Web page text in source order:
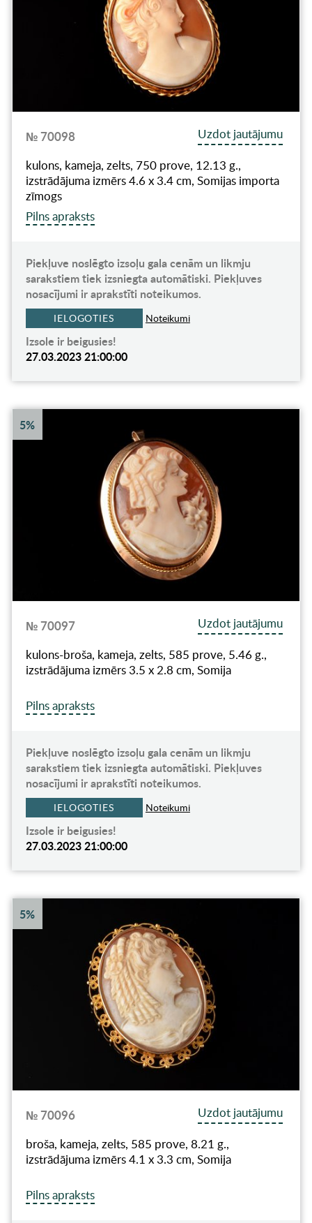
№ 70098
Uzdot jautājumu
kulons, kameja, zelts, 750 prove, 12.13 g.,
izstrādājuma izmērs 4.6 x 3.4 cm, Somijas importa
zīmogs
Pilns apraksts
Piekļuve noslēgto izsoļu gala cenām un likmju
sarakstiem tiek izsniegta automātiski. Piekļuves
nosacījumi ir aprakstīti noteikumos.
IELOGOTIES Noteikumi
Izsole ir beigusies!
27.03.2023 21:00:00
5%
№ 70097
Uzdot jautājumu
kulons-broša, kameja, zelts, 585 prove, 5.46 g.,
izstrādājuma izmērs 3.5 x 2.8 cm, Somija
Pilns apraksts
Piekļuve noslēgto izsoļu gala cenām un likmju
sarakstiem tiek izsniegta automātiski. Piekļuves
nosacījumi ir aprakstīti noteikumos.
IELOGOTIES Noteikumi
Izsole ir beigusies!
27.03.2023 21:00:00
5%
№ 70096
Uzdot jautājumu
broša, kameja, zelts, 585 prove, 8.21 g.,
izstrādājuma izmērs 4.1 x 3.3 cm, Somija
Pilns apraksts